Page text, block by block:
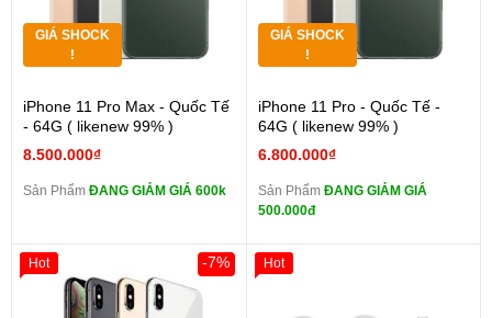
GIÁ SHOCK
!
iPhone 11 Pro Max - Quốc Tế
- 64G ( likenew 99% )
8.500.000₫
Sản Phẩm ĐANG GIẢM GIÁ 600k
GIÁ SHOCK
!
iPhone 11 Pro - Quốc Tế -
64G ( likenew 99% )
6.800.000₫
Sản Phẩm ĐANG GIẢM GIÁ
500.000đ
-7%
Hot Hot